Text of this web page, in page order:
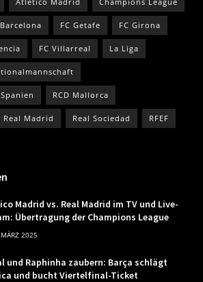
Barcelona FC Getafe FC Girona
FC Villarreal La Liga
RCD Mallorca
Real Madrid Real Sociedad RFEF
Madrid vs. Real Madrid im TV und Live-
Übertragung der Champions League
2025
und Raphinha zaubern: Barça schlägt
und bucht Viertelfinal-Ticket